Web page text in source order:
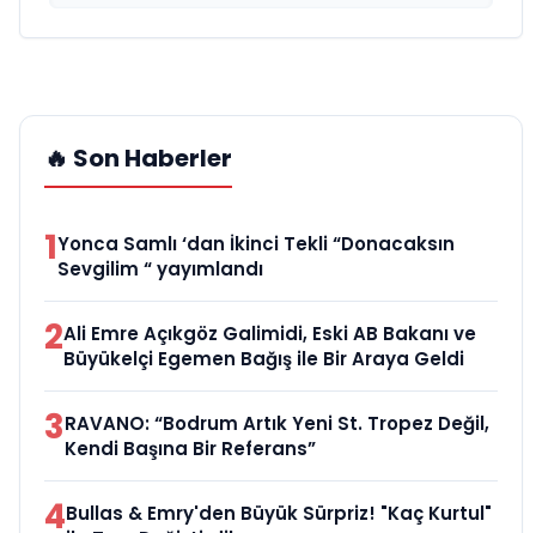
🔥 Son Haberler
1Yonca Samlı ‘dan İkinci Tekli “Donacaksın
Sevgilim “ yayımlandı
2Ali Emre Açıkgöz Galimidi, Eski AB Bakanı ve
Büyükelçi Egemen Bağış ile Bir Araya Geldi
3RAVANO: “Bodrum Artık Yeni St. Tropez Değil,
Kendi Başına Bir Referans”
4Bullas & Emry'den Büyük Sürpriz! "Kaç Kurtul"